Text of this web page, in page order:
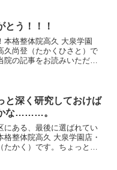
事実には衝撃を受けまし
っという間...
とう！！！
本格整体院高久 大泉学園
久尚登（たかくひさと）で
院の記事をお読みいただき
る運びとなり...
と深く研究しておけば
な………。
にある、最後に選ばれてい
格整体院高久 大泉学園店・
たかく）です。ちょっと後